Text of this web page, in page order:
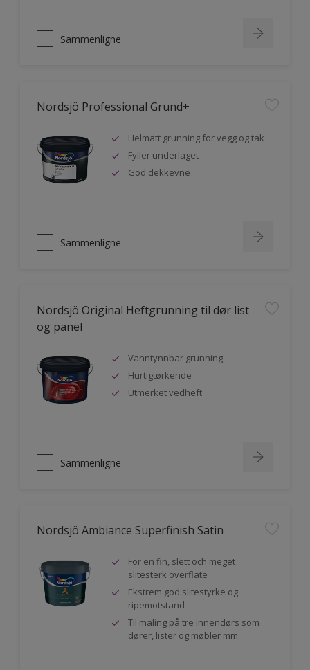
Sammenligne
Nordsjö Professional Grund+
Helmatt grunning for vegg og tak
Fyller underlaget
God dekkevne
Sammenligne
Nordsjö Original Heftgrunning til dør list
og panel
Vanntynnbar grunning
Hurtigtørkende
Utmerket vedheft
Sammenligne
Nordsjö Ambiance Superfinish Satin
For en fin, slett och meget
slitesterk overflate
Ekstrem god slitestyrke og
ripemotstand
Til maling på tre innendørs som
dører, lister og møbler mm.